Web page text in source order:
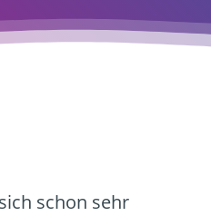
schon sehr